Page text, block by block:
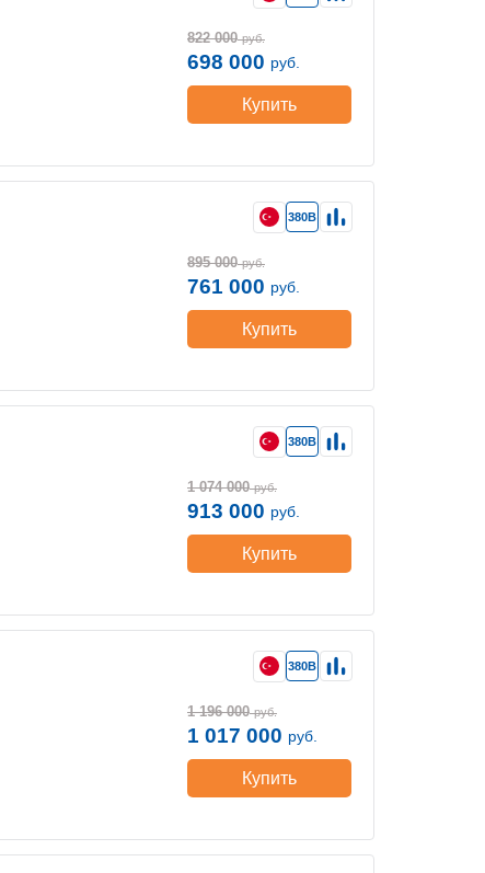
822 000 руб.
698 000 руб.
Купить
380В
895 000 руб.
761 000 руб.
Купить
380В
1 074 000 руб.
913 000 руб.
Купить
380В
1 196 000 руб.
1 017 000 руб.
Купить